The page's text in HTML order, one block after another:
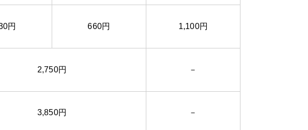
円 660円 1,100円
2,750円 －
3,850円 －